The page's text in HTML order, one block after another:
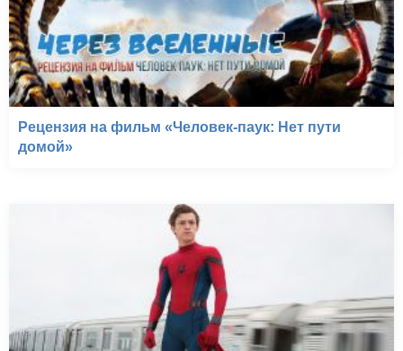
Рецензия на фильм «Человек-паук: Нет пути
домой»